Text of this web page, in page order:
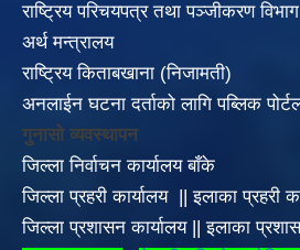
राष्ट्रिय परिचयपत्र तथा पञ्जीकरण विभाग
अर्थ मन्त्रालय
राष्ट्रिय किताबखाना (निजामती)
अनलाईन घटना दर्ताको लागि पब्लिक
गुनासो व्यवस्थापन
जिल्ला निर्वाचन कार्यालय बाँके
जिल्ला प्रहरी कार्यालय
||इलाका प्रहरी
जिल्ला प्रशासन कार्यालय||इलाका